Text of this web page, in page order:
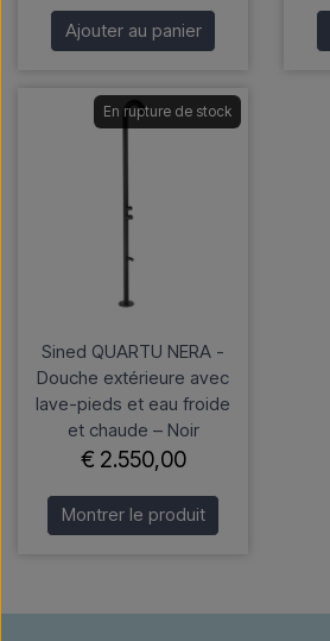
Ajouter au panier
En rupture de stock
Sined QUARTU NERA -
Douche extérieure avec
lave-pieds et eau froide
et chaude – Noir
€ 2.550,00
Montrer le produit